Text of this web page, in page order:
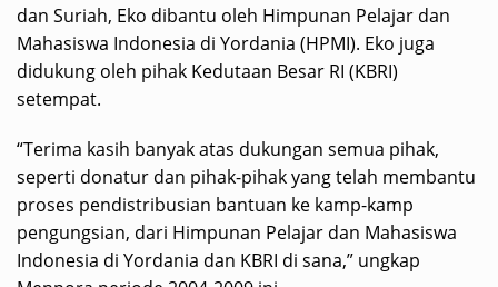
dan Suriah, Eko dibantu oleh Himpunan Pelajar dan
Mahasiswa Indonesia di Yordania (HPMI). Eko juga
didukung oleh pihak Kedutaan Besar RI (KBRI)
setempat.
“Terima kasih banyak atas dukungan semua pihak,
seperti donatur dan pihak-pihak yang telah membantu
proses pendistribusian bantuan ke kamp-kamp
pengungsian, dari Himpunan Pelajar dan Mahasiswa
Indonesia di Yordania dan KBRI di sana,” ungkap